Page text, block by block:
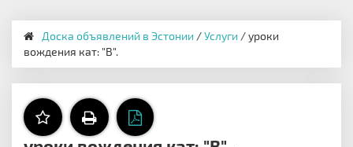
Доска объявлений в Эстонии /Услуги / уроки
вождения кат: "B".